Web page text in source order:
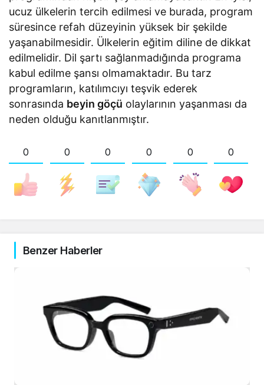
ucuz ülkelerin tercih edilmesi ve burada, program
süresince refah düzeyinin yüksek bir şekilde
yaşanabilmesidir. Ülkelerin eğitim diline de dikkat
edilmelidir. Dil şartı sağlanmadığında programa
kabul edilme şansı olmamaktadır. Bu tarz
programların, katılımcıyı teşvik ederek
sonrasında beyin göçü olaylarının yaşanması da
neden olduğu kanıtlanmıştır.
0 0 0 0 0 0
Benzer Haberler